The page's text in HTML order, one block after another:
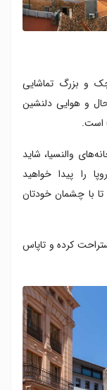
و بزرگ تماشایی
و هوایی دلنشین
والنسیا، شاید
را پیدا خواهید
تا با چشمان خودتان
کرده و تاپاس